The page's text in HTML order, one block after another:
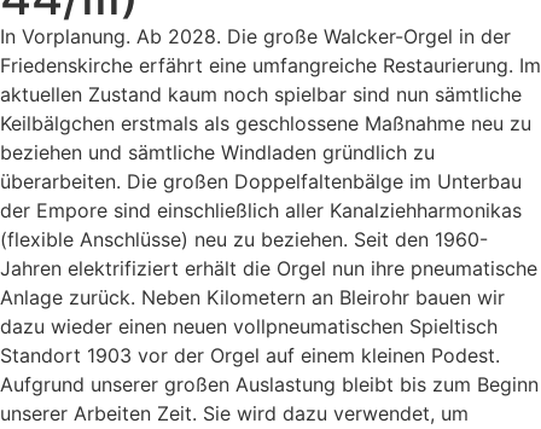
In Vorplanung. Ab 2028. Die große Walcker-Orgel in der
Friedenskirche erfährt eine umfangreiche Restaurierung. Im
aktuellen Zustand kaum noch spielbar sind nun sämtliche
Keilbälgchen erstmals als geschlossene Maßnahme neu zu
beziehen und sämtliche Windladen gründlich zu
überarbeiten. Die großen Doppelfaltenbälge im Unterbau
der Empore sind einschließlich aller Kanalziehharmonikas
(flexible Anschlüsse) neu zu beziehen. Seit den 1960-
Jahren elektrifiziert erhält die Orgel nun ihre pneumatische
Anlage zurück. Neben Kilometern an Bleirohr bauen wir
dazu wieder einen neuen vollpneumatischen Spieltisch
Standort 1903 vor der Orgel auf einem kleinen Podest.
Aufgrund unserer großen Auslastung bleibt bis zum Beginn
unserer Arbeiten Zeit. Sie wird dazu verwendet, um